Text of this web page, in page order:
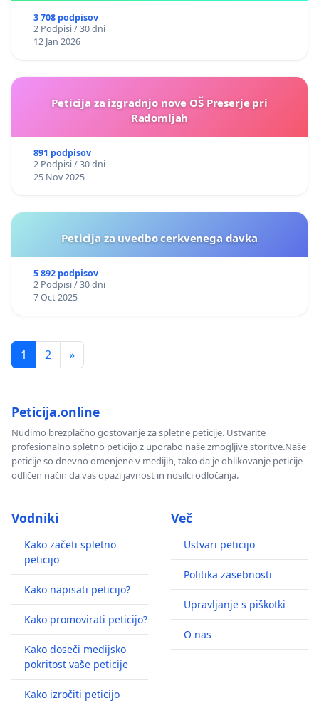
3 708 podpisov
2 Podpisi / 30 dni
12 Jan 2026
Peticija za izgradnjo nove OŠ Preserje pri
Radomljah
891 podpisov
2 Podpisi / 30 dni
25 Nov 2025
Peticija za uvedbo cerkvenega davka
5 892 podpisov
2 Podpisi / 30 dni
7 Oct 2025
1 2 »
Peticija.online
Nudimo brezplačno gostovanje za spletne peticije. Ustvarite
profesionalno spletno peticijo z uporabo naše zmogljive storitve.Naše
peticije so dnevno omenjene v medijih, tako da je oblikovanje peticije
odličen način da vas opazi javnost in nosilci odločanja.
Vodniki
Kako začeti spletno
peticijo
Kako napisati peticijo?
Kako promovirati peticijo?
Kako doseči medijsko
pokritost vaše peticije
Kako izročiti peticijo
Več
Ustvari peticijo
Politika zasebnosti
Upravljanje s piškotki
O nas